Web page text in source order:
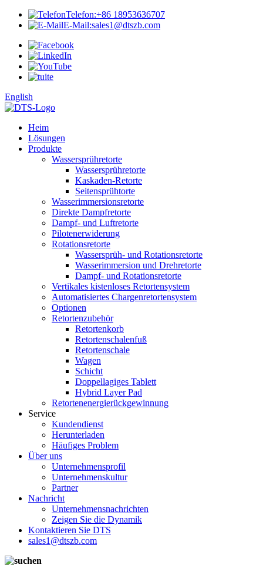
Telefon:+86 18953636707
E-Mail:sales1@dtszb.com
English
Heim
Lösungen
Produkte
Wassersprühretorte
Wassersprühretorte
Kaskaden-Retorte
Seitensprühtorte
Wasserimmersionsretorte
Direkte Dampfretorte
Dampf- und Luftretorte
Pilotenerwiderung
Rotationsretorte
Wassersprüh- und Rotationsretorte
Wasserimmersion und Drehretorte
Dampf- und Rotationsretorte
Vertikales kistenloses Retortensystem
Automatisiertes Chargenretortensystem
Optionen
Retortenzubehör
Retortenkorb
Retortenschalenfuß
Retortenschale
Wagen
Schicht
Doppellagiges Tablett
Hybrid Layer Pad
Retortenenergierückgewinnung
Service
Kundendienst
Herunterladen
Häufiges Problem
Über uns
Unternehmensprofil
Unternehmenskultur
Partner
Nachricht
Unternehmensnachrichten
Zeigen Sie die Dynamik
Kontaktieren Sie DTS
sales1@dtszb.com